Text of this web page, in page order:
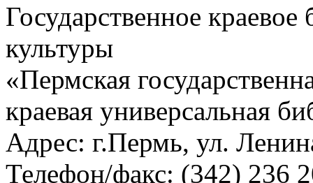
Государственное
культуры
«Пермская
краевая универсальная
Адрес: г.Пермь, ул.
Телефон/факс: (342) 236